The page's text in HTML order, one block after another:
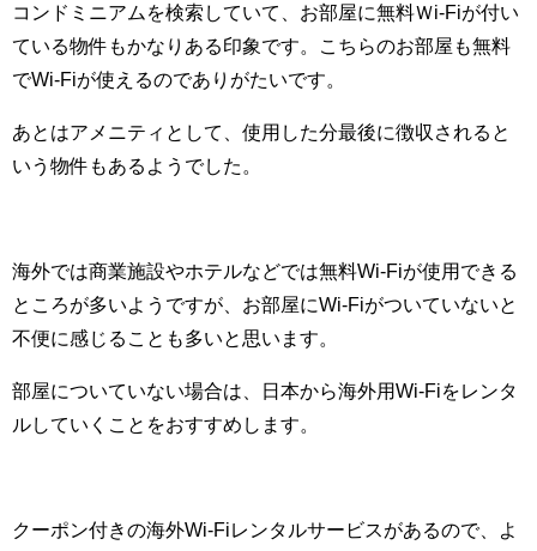
コンドミニアムを検索していて、お部屋に無料Ｗi-Fiが付い
ている物件もかなりある印象です。こちらのお部屋も無料
でWi-Fiが使えるのでありがたいです。
あとはアメニティとして、使用した分最後に徴収されると
いう物件もあるようでした。
海外では商業施設やホテルなどでは無料Wi-Fiが使用できる
ところが多いようですが、お部屋にWi-Fiがついていないと
不便に感じることも多いと思います。
部屋についていない場合は、日本から海外用Wi-Fiをレンタ
ルしていくことをおすすめします。
クーポン付きの海外Wi-Fiレンタルサービスがあるので、よ